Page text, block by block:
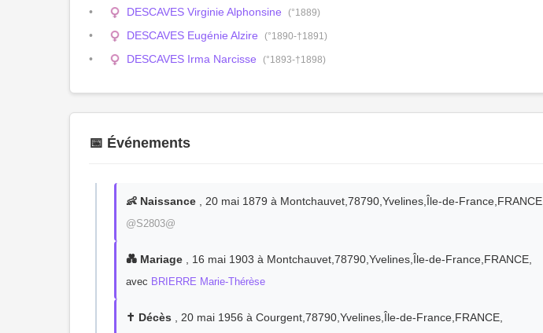
DESCAVES Virginie Alphonsine (°1889)
DESCAVES Eugénie Alzire (°1890-†1891)
DESCAVES Irma Narcisse (°1893-†1898)
📅 Événements
👶 Naissance , 20 mai 1879 à Montchauvet,78790,Yvelines,Île-de-France,FRANCE,
@S2803@
💑 Mariage , 16 mai 1903 à Montchauvet,78790,Yvelines,Île-de-France,FRANCE,
avec BRIERRE Marie-Thérèse
✝️ Décès , 20 mai 1956 à Courgent,78790,Yvelines,Île-de-France,FRANCE,